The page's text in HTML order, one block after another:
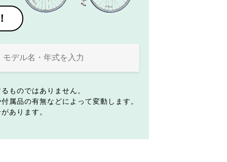
ものではありません。
属品の有無などによって変動します。
あります。